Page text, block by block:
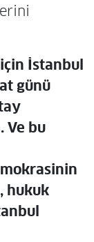
İstanbul
günü
Ve bu
hukuk